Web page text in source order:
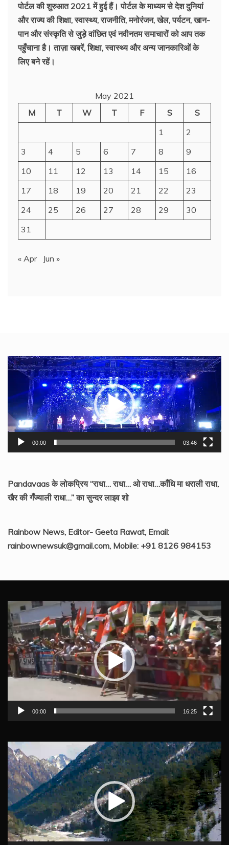
पोर्टल की शुरुआत 2021 में हुई हैं। पोर्टल के माध्यम से देश दुनियां
और राज्य की शिक्षा, स्वास्थ्य, राजनीति, मनोरंजन, खेल, पर्यटन, खान-
पान और संस्कृति से जुड़े वांछित एवं नवीनतम समाचारों को आप तक
पहुँचाना है। ताज़ा खबरें, शिक्षा, स्वास्थ्य और अन्य जानकारिओं के
लिए बने रहें।
May 2021
M
T W T F S
S
1
2
3
4 5 6 7 8
9
10
11 12 13 14 15
16
17
18 19 20 21 22
23
24
25 26 27 28 29
30
31
« Apr Jun »
Video
Player
00:00 03:46
Pandavaas के लोकप्रिय “राधा… राधा… ओ राधा…काँधि मा धराली राधा,
खैर की गँज्याली राधा…” का सुन्दर लाइव शो
Rainbow News, Editor- Geeta Rawat, Email:
rainbownewsuk@gmail.com, Mobile: +91 8126 984153
Video
Player
00:00 16:25
Video
Player